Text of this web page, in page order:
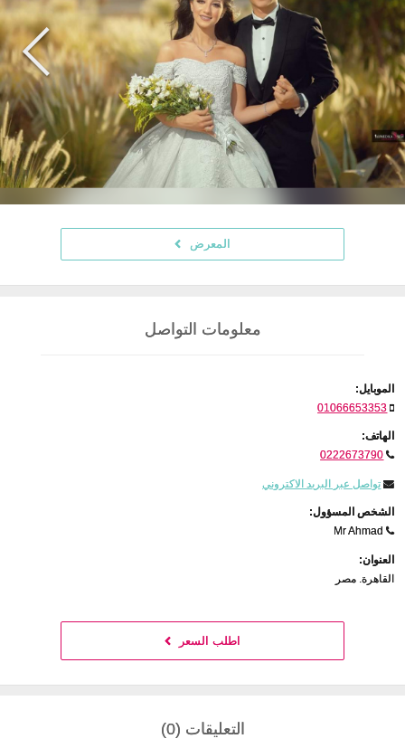
المعرض
معلومات التواصل
الموبايل:
01066653353
الهاتف:
0222673790
تواصل عبر البريد الاكتروني
الشخص المسؤول:
Mr Ahmad
العنوان:
القاهرة. مصر
اطلب السعر
التعليقات (0)